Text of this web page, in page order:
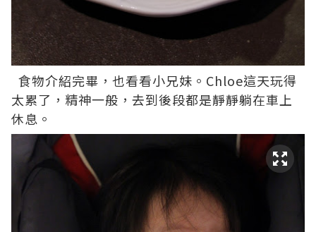
食物介紹完畢，也看看小兄妹。Chloe這天玩得
太累了，精神一般，去到後段都是靜靜躺在車上
休息。